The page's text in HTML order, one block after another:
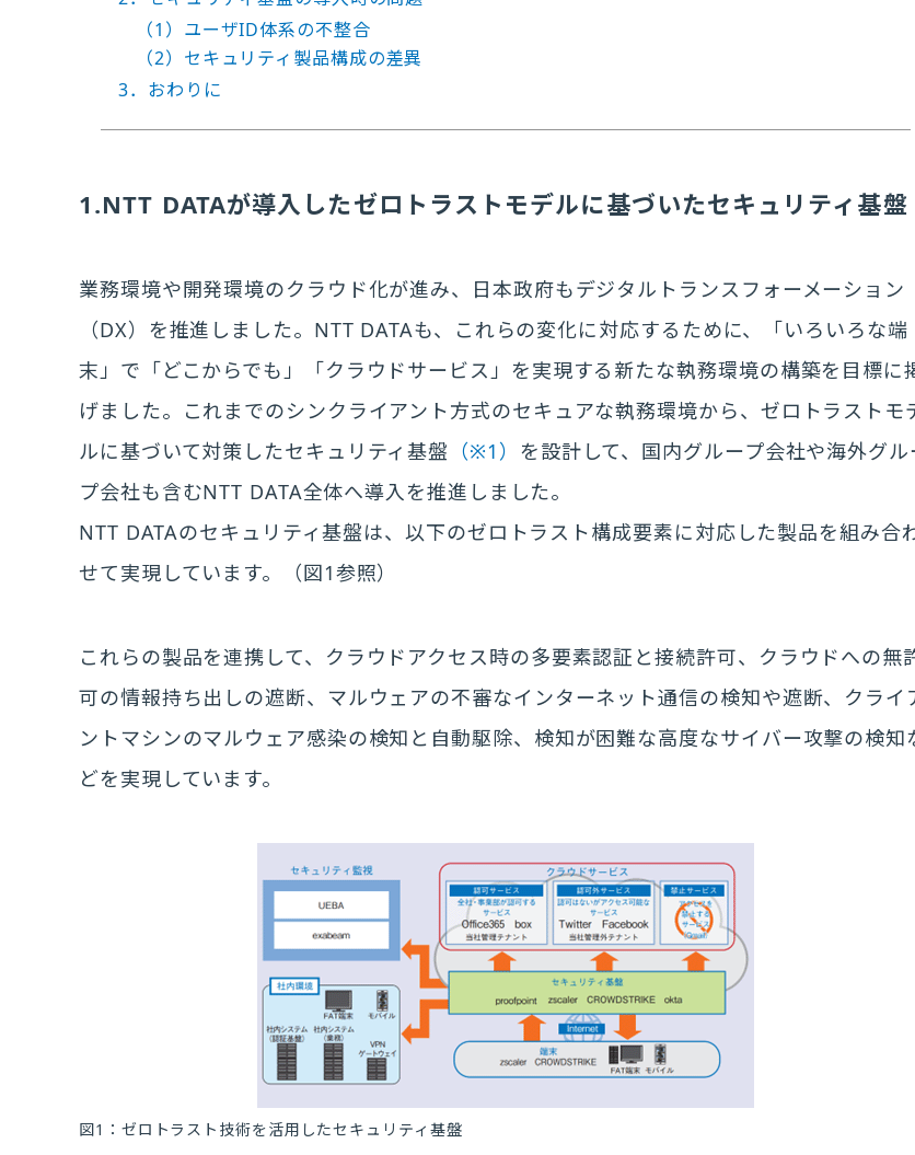
（1）ユーザID体系の不整合
（2）セキュリティ製品構成の差異
3．おわりに
1.NTT DATAが導入したゼロトラストモデルに基づいたセキュリティ基盤
業務環境や開発環境のクラウド化が進み、日本政府もデジタルトランスフォーメーション
（DX）を推進しました。NTT DATAも、これらの変化に対応するために、「いろいろな端
末」で「どこからでも」「クラウドサービス」を実現する新たな執務環境の構築を目標に
げました。これまでのシンクライアント方式のセキュアな執務環境から、ゼロトラストモ
ルに基づいて対策したセキュリティ基盤 （※1） を設計して、国内グループ会社や海外グル
プ会社も含むNTT DATA全体へ導入を推進しました。
NTT DATAのセキュリティ基盤は、以下のゼロトラスト構成要素に対応した製品を組み合
せて実現しています。（図1参照）
これらの製品を連携して、クラウドアクセス時の多要素認証と接続許可、クラウドへの無
可の情報持ち出しの遮断、マルウェアの不審なインターネット通信の検知や遮断、クライ
ントマシンのマルウェア感染の検知と自動駆除、検知が困難な高度なサイバー攻撃の検知
どを実現しています。
図1：ゼロトラスト技術を活用したセキュリティ基盤